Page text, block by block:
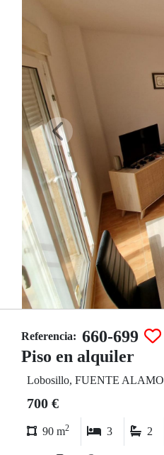
Referencia: 660-699
Piso en alquiler
Lobosillo, FUENTE ALAMO
700 €
90 m2 3 2